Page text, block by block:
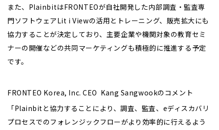
また、PlainbitはFRONTEOが自社開発した内部調査・監査専
門ソフトウェアLit i Viewの活用とトレーニング、販売拡大にも
協力することが決定しており、主要企業や機関対象の教育セミ
ナーの開催などの共同マーケティングも積極的に推進する予定
です。
FRONTEO Korea, Inc. CEO Kang Sangwookのコメント
「Plainbitと協力することにより、調査、監査、eディスカバリ
プロセスでのフォレンジックフローがより効率的に行えるよう